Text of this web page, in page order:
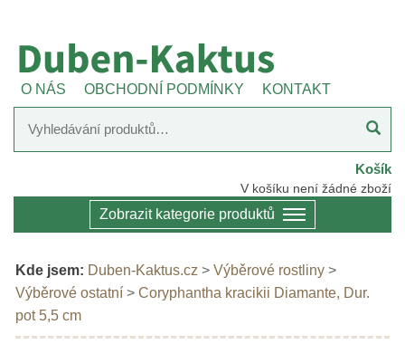
O NÁS OBCHODNÍ PODMÍNKY KONTAKT
Košík
V košíku není žádné zboží
Zobrazit kategorie produktů
Kde jsem: Duben-Kaktus.cz > Výběrové rostliny >
Výběrové ostatní > Coryphantha kracikii Diamante, Dur.
pot 5,5 cm